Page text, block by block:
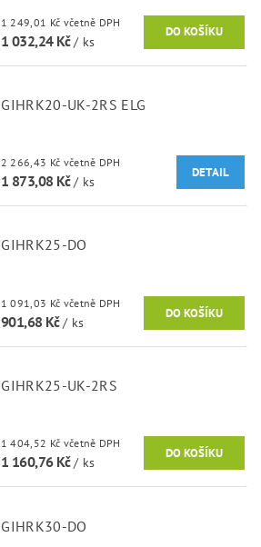
1 249,01 Kč včetně DPH
1 032,24 Kč/ ks
GIHRK20-UK-2RS ELG
2 266,43 Kč včetně DPH
1 873,08 Kč/ ks
DETAIL
GIHRK25-DO
1 091,03 Kč včetně DPH
901,68 Kč/ ks
GIHRK25-UK-2RS
1 404,52 Kč včetně DPH
1 160,76 Kč/ ks
GIHRK30-DO